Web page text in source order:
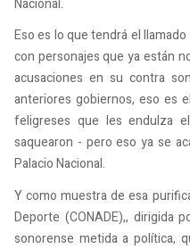
Eso es lo que tendrá el
con personajes que ya están
acusaciones en su contra
anteriores gobiernos, eso es
feligreses que les endulza
saquearon - pero eso ya se
Palacio Nacional.
Y como muestra de esa
Deporte (CONADE),, dirigida
sonorense metida a política,